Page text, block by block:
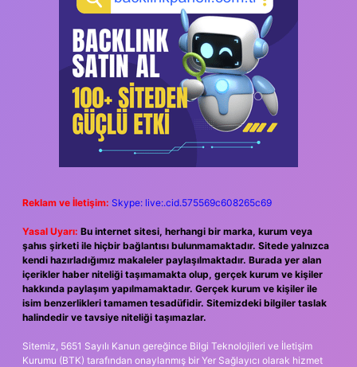
Reklam ve İletişim: Skype: live:.cid.575569c608265c69
Yasal Uyarı: Bu internet sitesi, herhangi bir marka, kurum veya
şahıs şirketi ile hiçbir bağlantısı bulunmamaktadır. Sitede yalnızca
kendi hazırladığımız makaleler paylaşılmaktadır. Burada yer alan
içerikler haber niteliği taşımamakta olup, gerçek kurum ve kişiler
hakkında paylaşım yapılmamaktadır. Gerçek kurum ve kişiler ile
isim benzerlikleri tamamen tesadüfidir. Sitemizdeki bilgiler taslak
halindedir ve tavsiye niteliği taşımazlar.
Sitemiz, 5651 Sayılı Kanun gereğince Bilgi Teknolojileri ve İletişim
Kurumu (BTK) tarafından onaylanmış bir Yer Sağlayıcı olarak hizmet